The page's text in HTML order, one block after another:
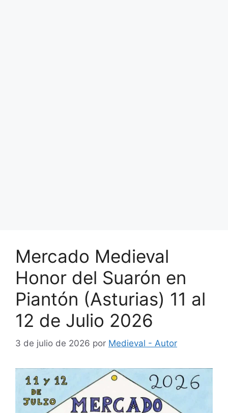
Mercado Medieval
Honor del Suarón en
Piantón (Asturias) 11 al
12 de Julio 2026
3 de julio de 2026 por Medieval - Autor